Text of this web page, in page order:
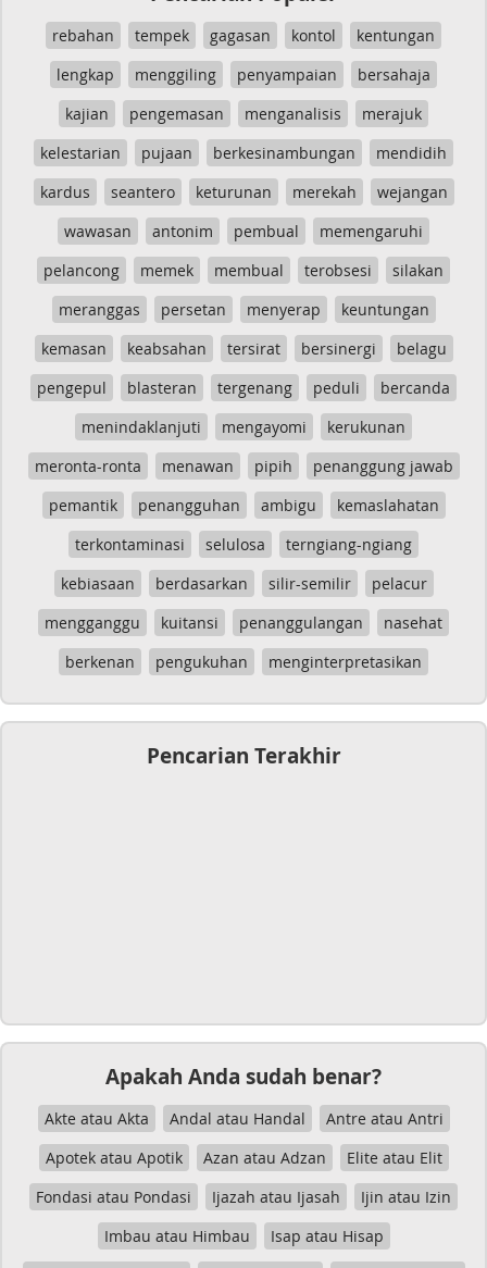
rebahan tempek gagasan kontol
kentungan
lengkap
menggiling penyampaian
bersahaja
kajian
pengemasan menganalisis
merajuk
kelestarian
pujaan berkesinambungan
mendidih
kardus
seantero keturunan merekah
wejangan
wawasan
antonim pembual
memengaruhi
pelancong
memek membual terobsesi
silakan
meranggas
persetan menyerap
keuntungan
kemasan
keabsahan tersirat bersinergi
belagu
pengepul
blasteran tergenang peduli
bercanda
menindaklanjuti
mengayomi
kerukunan
meronta-ronta
menawan pipih
penanggung jawab
pemantik
penangguhan ambigu
kemaslahatan
terkontaminasi
selulosa
terngiang-ngiang
kebiasaan
berdasarkan silir-semilir
pelacur
mengganggu
kuitansi penanggulangan
nasehat
berkenan
pengukuhan menginterpretasikan
Pencarian Terakhir
Apakah Anda sudah benar?
Akte atau Akta Andal atau Handal
Antre atau Antri
Apotek atau Apotik
Azan atau Adzan
Elite atau Elit
Fondasi atau Pondasi
Ijazah atau Ijasah
Ijin atau Izin
Imbau atau Himbau
Isap atau Hisap